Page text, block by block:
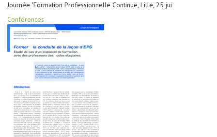
Journée "Formation Professionnelle Continue, Lille, 25 jui
Conférences